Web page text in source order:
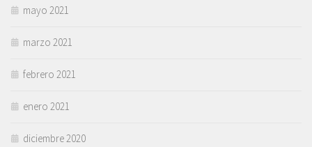
mayo 2021
marzo 2021
febrero 2021
enero 2021
diciembre 2020